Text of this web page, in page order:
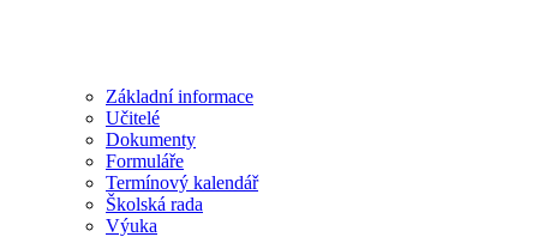
Základní informace
Učitelé
Dokumenty
Formuláře
Termínový kalendář
Školská rada
Výuka